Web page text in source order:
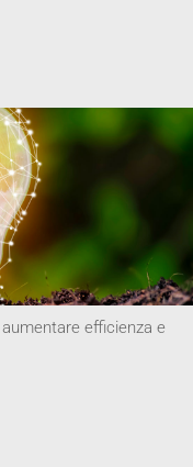
efficienza e